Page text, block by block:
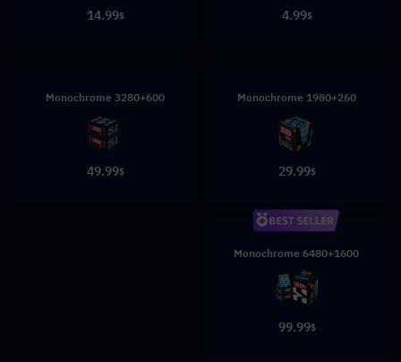
$
4.99
$
14.99
1980+260 Monochrome
$
29.99
3280+600 Monochrome
$
49.99
6480+1600 Monochrome
$
99.99